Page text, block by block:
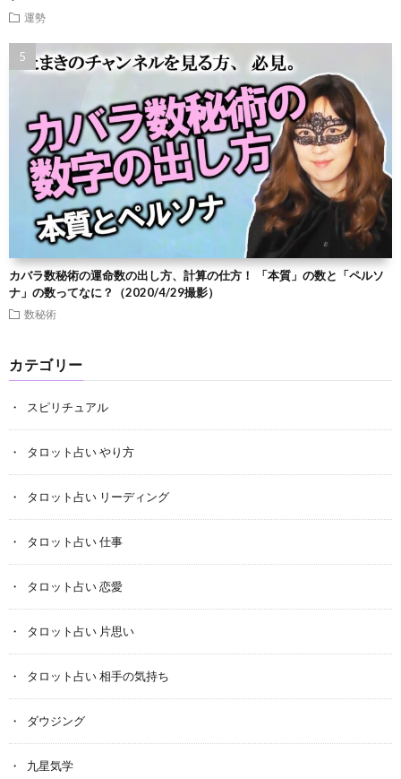
運勢
カバラ数秘術の運命数の出し方、計算の仕方！ 「本質」の数と「ペルソ
ナ」の数ってなに？（2020/4/29撮影）
数秘術
カテゴリー
スピリチュアル
タロット占い やり方
タロット占い リーディング
タロット占い 仕事
タロット占い 恋愛
タロット占い 片思い
タロット占い 相手の気持ち
ダウジング
九星気学